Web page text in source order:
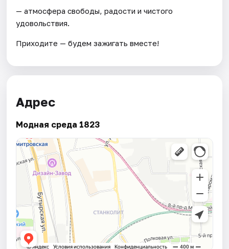
— атмосфера свободы, радости и чистого
удовольствия.
Приходите — будем зажигать вместе!
Адрес
Модная среда 1823